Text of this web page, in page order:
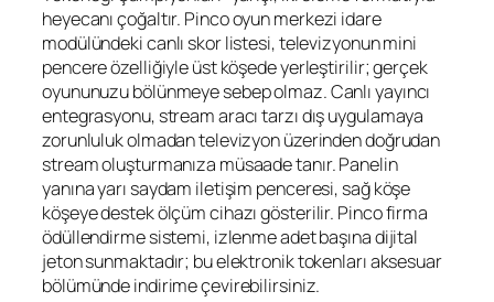
heyecanı çoğaltır. Pinco oyun merkezi idare
modülündeki canlı skor listesi, televizyonun mini
pencere özelliğiyle üst köşede yerleştirilir; gerçek
oyununuzu bölünmeye sebep olmaz. Canlı yayıncı
entegrasyonu, stream aracı tarzı dış uygulamaya
zorunluluk olmadan televizyon üzerinden doğrudan
stream oluşturmanıza müsaade tanır. Panelin
yanına yarı saydam iletişim penceresi, sağ köşe
köşeye destek ölçüm cihazı gösterilir. Pincofirma
ödüllendirme sistemi, izlenme adet başına dijital
jeton sunmaktadır; bu elektronik tokenları aksesuar
bölümünde indirime çevirebilirsiniz.